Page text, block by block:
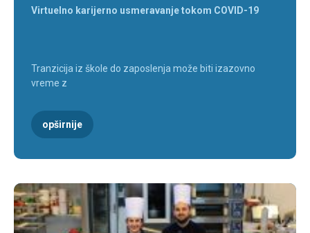
Virtuelno karijerno usmeravanje tokom COVID-19
Tranzicija iz škole do zaposlenja može biti izazovno
vreme z
opširnije